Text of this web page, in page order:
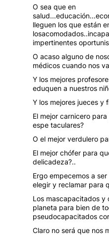
O sea que en
lleguen los que están
impertinentes
O acaso alguno de
médicos cuando nos
Y los mejores
eduquen a nuestros
Y los mejores jueces y
El mejor carnicero
espe taculares?
O el mejor verdulero
El mejor chófer para
delicadeza?..
Ergo empecemos a
elegir y reclamar para
Los mascapacitados y
planeta para bien de
pseudocapacitados
Claro no será que nos